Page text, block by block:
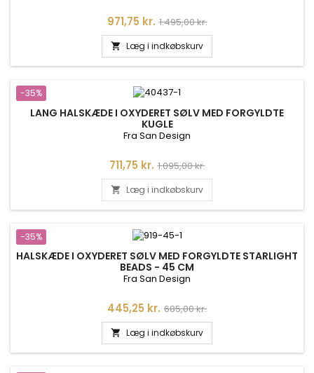
Pris
971,75 kr. Normalpris
1.495,00 kr.
 Læg i indkøbskurv
-35%
LANG HALSKÆDE I OXYDERET SØLV MED FORGYLDTE
KUGLE
Fra San Design
Pris
711,75 kr. Normalpris
1.095,00 kr.
 Læg i indkøbskurv
-35%
HALSKÆDE I OXYDERET SØLV MED FORGYLDTE STARLIGHT
BEADS - 45 CM
Fra San Design
Pris
445,25 kr. Normalpris
685,00 kr.
 Læg i indkøbskurv